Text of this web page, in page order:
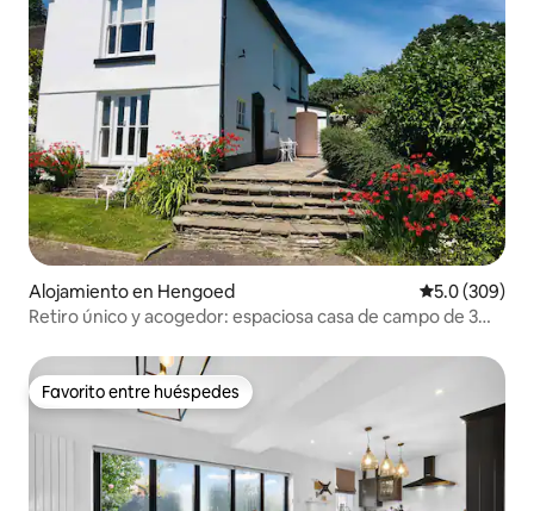
Alojamiento en Hengoed Calificación
5.0 (309)
Retiro único y acogedor: espaciosa casa de campo de 3
Favorito entre huéspedes
Favorito entre huéspedes